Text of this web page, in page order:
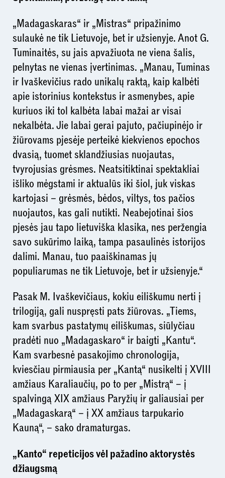
„Madagaskaras“ ir „Mistras“ pripažinimo
sulaukė ne tik Lietuvoje, bet ir užsienyje. Anot G.
Tuminaitės, su jais apvažiuota ne viena šalis,
pelnytas ne vienas įvertinimas. „Manau, Tuminas
ir Ivaškevičius rado unikalų raktą, kaip kalbėti
apie istorinius kontekstus ir asmenybes, apie
kuriuos iki tol kalbėta labai mažai ar visai
nekalbėta. Jie labai gerai pajuto, pačiupinėjo ir
žiūrovams pjesėje perteikė kiekvienos epochos
dvasią, tuomet sklandžiusias nuojautas,
tvyrojusias grėsmes. Neatsitiktinai spektakliai
išliko mėgstami ir aktualūs iki šiol, juk viskas
kartojasi – grėsmės, bėdos, viltys, tos pačios
nuojautos, kas gali nutikti. Neabejotinai šios
pjesės jau tapo lietuviška klasika, nes peržengia
savo sukūrimo laiką, tampa pasaulinės istorijos
dalimi. Manau, tuo paaiškinamas jų
populiarumas ne tik Lietuvoje, bet ir užsienyje.“
Pasak M. Ivaškevičiaus, kokiu eiliškumu nerti į
trilogiją, gali nuspręsti pats žiūrovas. „Tiems,
kam svarbus pastatymų eiliškumas, siūlyčiau
pradėti nuo „Madagaskaro“ ir baigti „Kantu“.
Kam svarbesnė pasakojimo chronologija,
kviesčiau pirmiausia per „Kantą“ nusikelti į XVIII
amžiaus Karaliaučių, po to per „Mistrą“ – į
spalvingą XIX amžiaus Paryžių ir galiausiai per
„Madagaskarą“ – į XX amžiaus tarpukario
Kauną“, – sako dramaturgas.
„Kanto“ repeticijos vėl pažadino aktorystės
džiaugsmą